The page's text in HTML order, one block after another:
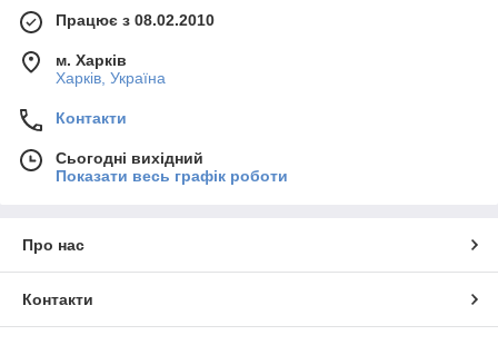
Працює з 08.02.2010
м. Харків
Харків, Україна
Контакти
Сьогодні вихідний
Показати весь графік роботи
Про нас
Контакти